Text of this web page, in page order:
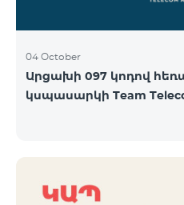
04 October
Արցախի 097 կոդով
կսպասարկի Team